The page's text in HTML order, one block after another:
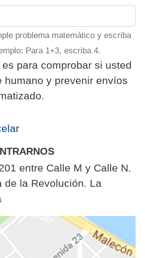
problema matemático y escriba
Para 1+3, escriba 4.
para comprobar si usted
humano y prevenir envíos
entre Calle M y Calle N.
de la Revolución. La